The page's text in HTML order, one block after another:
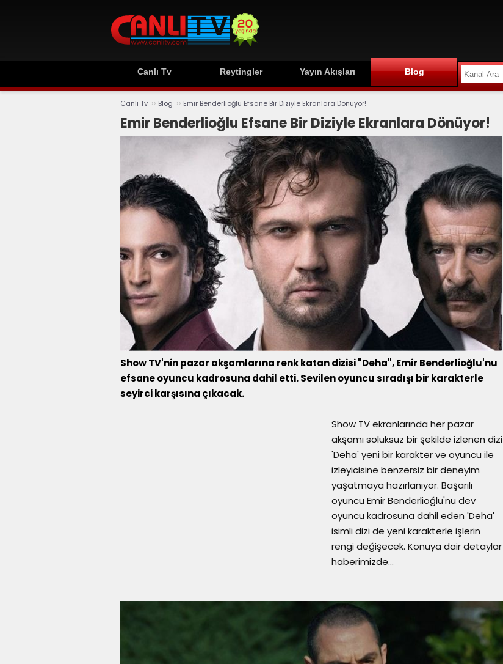
Canlı Tv Reytingler Yayın Akışları Blog
Canlı Tv ›› Blog ›› Emir Benderlioğlu Efsane Bir Diziyle Ekranlara Dönüyor!
Emir Benderlioğlu Efsane Bir Diziyle Ekranlara Dönüyor!
Show TV'nin pazar akşamlarına renk katan dizisi "Deha", Emir Benderlioğlu'nu
efsane oyuncu kadrosuna dahil etti. Sevilen oyuncu sıradışı bir karakterle
seyirci karşısına çıkacak.
Show TV ekranlarında her pazar
akşamı soluksuz bir şekilde izlenen dizi
'Deha' yeni bir karakter ve oyuncu ile
izleyicisine benzersiz bir deneyim
yaşatmaya hazırlanıyor. Başarılı
oyuncu Emir Benderlioğlu'nu dev
oyuncu kadrosuna dahil eden 'Deha'
isimli dizi de yeni karakterle işlerin
rengi değişecek. Konuya dair detaylar
haberimizde...